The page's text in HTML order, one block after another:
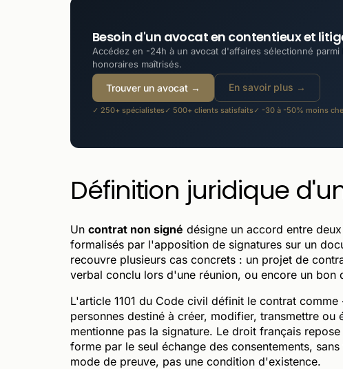
Besoin d'un avocat en contentieux et
Accédez en -24h à un avocat d'affaires sélectionné parmi
honoraires maîtrisés.
Trouver un avocat → En savoir plus →
✓ 250+ spécialistes✓ 500+ clients satisfaits✓ -30 à -50% moins
Définition juridique
Un contrat non signé désigne un accord entre
formalisés par l'apposition de signatures sur un
recouvre plusieurs cas concrets : un projet de
verbal conclu lors d'une réunion, ou encore un
L'article 1101 du Code civil définit le contrat
personnes destiné à créer, modifier, transmettre
mentionne pas la signature. Le droit français
forme par le seul échange des consentements,
mode de preuve, pas une condition d'existence.